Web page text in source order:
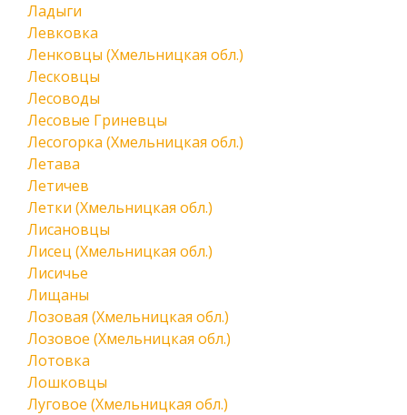
Ладыги
Левковка
Ленковцы (Хмельницкая обл.)
Лесковцы
Лесоводы
Лесовые Гриневцы
Лесогорка (Хмельницкая обл.)
Летава
Летичев
Летки (Хмельницкая обл.)
Лисановцы
Лисец (Хмельницкая обл.)
Лисичье
Лищаны
Лозовая (Хмельницкая обл.)
Лозовое (Хмельницкая обл.)
Лотовка
Лошковцы
Луговое (Хмельницкая обл.)